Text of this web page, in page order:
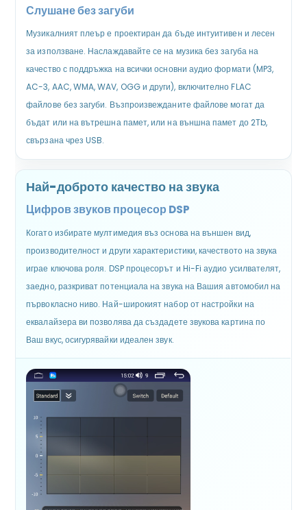
Слушане без загуби
Музикалният плеър е проектиран да бъде интуитивен и лесен
за използване. Наслаждавайте се на музика без загуба на
качество с поддръжка на всички основни аудио формати (MP3,
AC-3, AAC, WMA, WAV, OGG и други), включително FLAC
файлове без загуби. Възпроизвежданите файлове могат да
бъдат или на вътрешна памет, или на външна памет до 2Tb,
свързана чрез USB.
Най-доброто качество на звука
Цифров звуков процесор DSP
Когато избирате мултимедия въз основа на външен вид,
производителност и други характеристики, качеството на звука
играе ключова роля. DSP процесорът и Hi-Fi аудио усилвателят,
заедно, разкриват потенциала на звука на Вашия автомобил на
първокласно ниво. Най-широкият набор от настройки на
еквалайзера ви позволява да създадете звукова картина по
Ваш вкус, осигурявайки идеален звук.